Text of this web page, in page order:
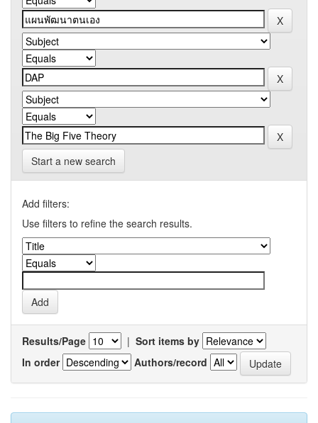
Start a new search
Add filters:
Use filters to refine the search results.
Results/Page | Sort items by
In order
Authors/record